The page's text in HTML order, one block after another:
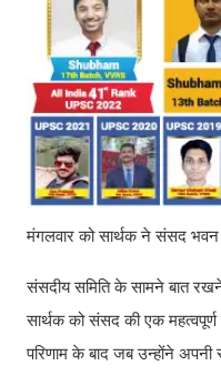
मंगलवार को सार्थक ने संसद भवन
संसदीय समिति के सामने बात
सार्थक को संसद की एक महत्वपूर्ण
परिणाम के बाद जब उन्होंने